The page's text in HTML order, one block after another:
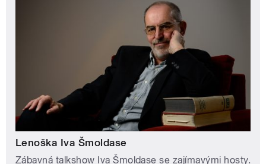
Lenoška Iva Šmoldase
Zábavná talkshow Iva Šmoldase se zajímavými hosty.